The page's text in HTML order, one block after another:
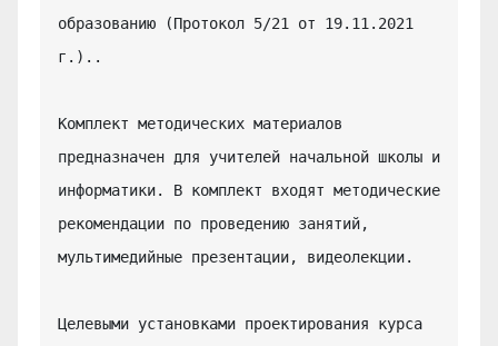
образованию (Протокол 5/21 от 19.11.2021
г.)..
Комплект методических материалов
предназначен для учителей начальной школы и
информатики. В комплект входят методические
рекомендации по проведению занятий,
мультимедийные презентации, видеолекции.
Целевыми установками проектирования курса